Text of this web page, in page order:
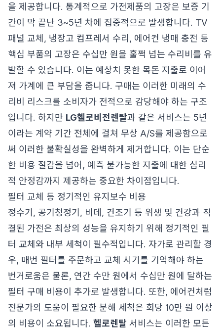
을 제공합니다. 통계적으로 가전제품의 고장은 보증 기
간이 막 끝난 3~5년 차에 집중적으로 발생합니다. TV
패널 교체, 냉장고 컴프레서 수리, 에어컨 냉매 충전 등
핵심 부품의 고장은 수십만 원을 훌쩍 넘는 수리비를 유
발할 수 있습니다. 이는 예상치 못한 목돈 지출로 이어
져 가계에 큰 부담을 줍니다. 구매는 이러한 미래의 수
리비 리스크를 소비자가 전적으로 감당해야 하는 구조
입니다. 하지만 LG헬로비전렌탈과 같은 서비스는 5년
이라는 계약 기간 전체에 걸쳐 무상 A/S를 제공함으로
써 이러한 불확실성을 완벽하게 제거합니다. 이는 단순
한 비용 절감을 넘어, 예측 불가능한 지출에 대한 심리
적 안정감까지 제공하는 중요한 차이점입니다.
필터 교체 등 정기적인 유지보수 비용
정수기, 공기청정기, 비데, 건조기 등 위생 및 건강과 직
결된 가전은 최상의 성능을 유지하기 위해 정기적인 필
터 교체와 내부 세척이 필수적입니다. 자가로 관리할 경
우, 매번 필터를 주문하고 교체 시기를 기억해야 하는
번거로움은 물론, 연간 수만 원에서 수십만 원에 달하는
필터 구매 비용이 추가로 발생합니다. 또한, 에어컨처럼
전문가의 도움이 필요한 분해 세척은 회당 10만 원 이상
의 비용이 소요됩니다. 헬로렌탈 서비스는 이러한 모든